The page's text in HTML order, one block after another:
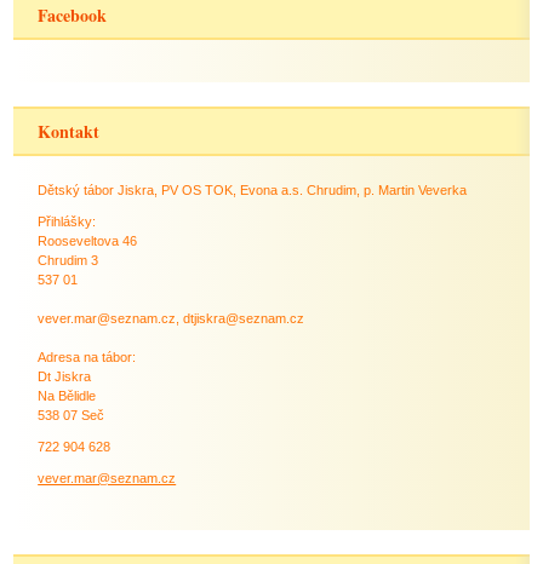
Facebook
Kontakt
Dětský tábor Jiskra, PV OS TOK, Evona a.s. Chrudim, p. Martin Veverka
Přihlášky:
Rooseveltova 46
Chrudim 3
537 01
vever.mar@seznam.cz, dtjiskra@seznam.cz
Adresa na tábor:
Dt Jiskra
Na Bělidle
538 07 Seč
722 904 628
vever.mar@seznam.cz